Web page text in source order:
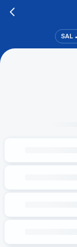
SAL